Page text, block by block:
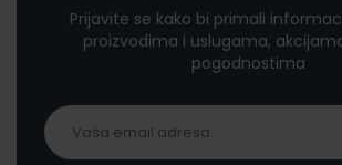
Prijavite se kako bi primali
proizvodima i uslugama,
pogodnostima